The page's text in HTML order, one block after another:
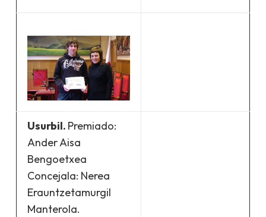
Usurbil. Premiado:
Ander Aisa
Bengoetxea
Concejala: Nerea
Erauntzetamurgil
Manterola.